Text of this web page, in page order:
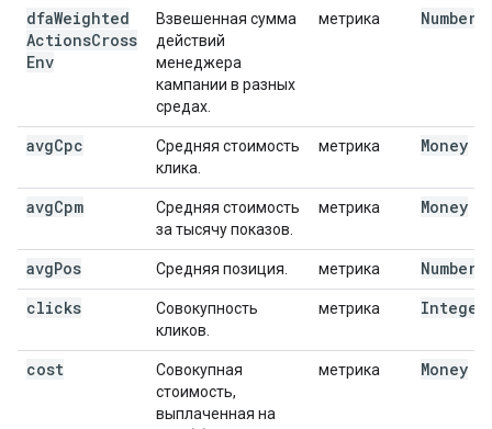
dfaWeighted
ActionsCross
Env
Взвешенная сумма
действий
менеджера
кампании в разных
средах.
метрика Number
avgCpc
Средняя стоимость
клика.
метрика Money
avgCpm
Средняя стоимость
за тысячу показов.
метрика Money
avgPos Средняя позиция. метрика
Number
clicks
Совокупность
кликов.
метрика Integer
cost
Совокупная
стоимость,
выплаченная на
метрика Money